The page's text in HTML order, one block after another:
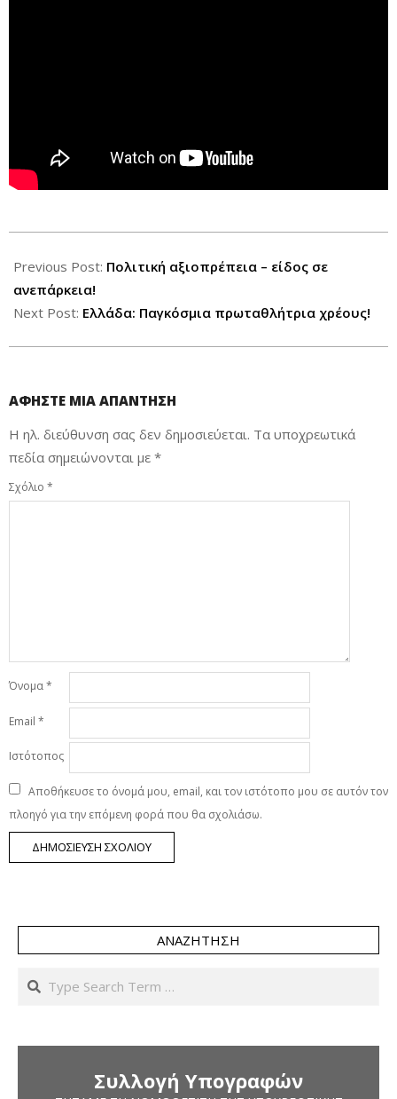
09-
10
Previous Post: Πολιτική αξιοπρέπεια – είδος σε
ανεπάρκεια!
Next Post: Ελλάδα: Παγκόσμια πρωταθλήτρια χρέους!
ΑΦΉΣΤΕ ΜΙΑ ΑΠΆΝΤΗΣΗ
Η ηλ. διεύθυνση σας δεν δημοσιεύεται. Τα υποχρεωτικά
πεδία σημειώνονται με *
Σχόλιο *
Όνομα*
Email *
Ιστότοπος
Αποθήκευσε το όνομά μου, email, και τον ιστότοπο μου σε αυτόν τον
πλοηγό για την επόμενη φορά που θα σχολιάσω.
ΑΝΑΖΉΤΗΣΗ
Search
Συλλογή Υπογραφών